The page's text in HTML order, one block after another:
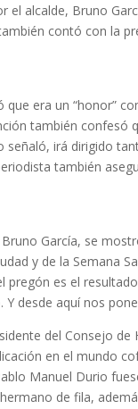
el alcalde, Bruno
contó con la
que era un “honor”
también confesó
señaló, irá dirigido
también
Bruno García, se
y de la Semana
pregón es el
desde aquí nos
del Consejo
en el mundo
Manuel Durio
de fila,